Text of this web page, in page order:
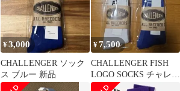
¥3,000
CHALLENGER ソック
ス ブルー 新品
¥7,500
CHALLENGER FISH
LOGO SOCKS チャレン
ジャー ソックス